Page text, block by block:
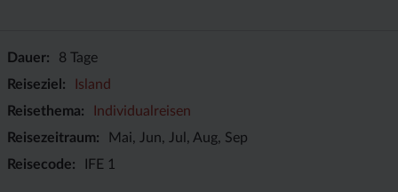
Dauer
8 Tage
Reiseziel
Island
Reisethema
Individualreisen
Reisezeitraum
Mai, Jun, Jul, Aug, Sep
Reisecode
IFE 1